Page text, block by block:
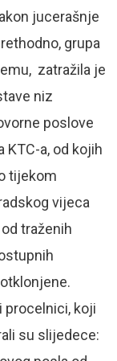
jucerašnje
grupa
zatražila je
niz
poslove
a, od kojih
tijekom
vijeca
traženih
procelnici, koji
su slijedece: